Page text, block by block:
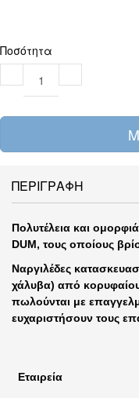
Ποσότητα
ΠΕΡΙΓΡΑΦΗ
Πολυτέλεια και
DUM, τους οποίους
Ναργιλέδες
χάλυβα) από
πωλούνται με
ευχαριστήσουν τους
Εταιρεία